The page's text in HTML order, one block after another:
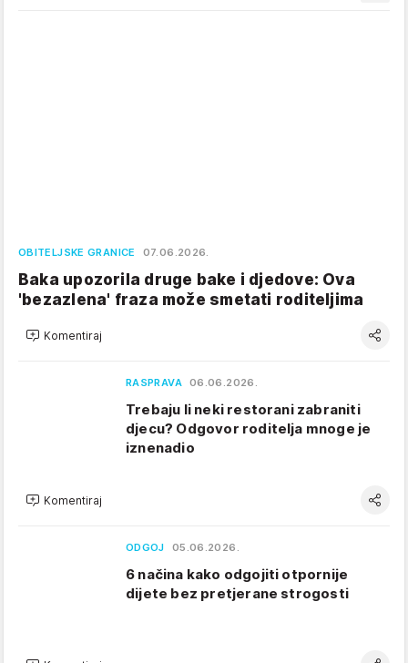
OBITELJSKE GRANICE 07.06.2026.
Baka upozorila druge bake i djedove: Ova
'bezazlena' fraza može smetati roditeljima
Komentiraj
RASPRAVA 06.06.2026.
Trebaju li neki restorani zabraniti
djecu? Odgovor roditelja mnoge je
iznenadio
Komentiraj
ODGOJ 05.06.2026.
6 načina kako odgojiti otpornije
dijete bez pretjerane strogosti